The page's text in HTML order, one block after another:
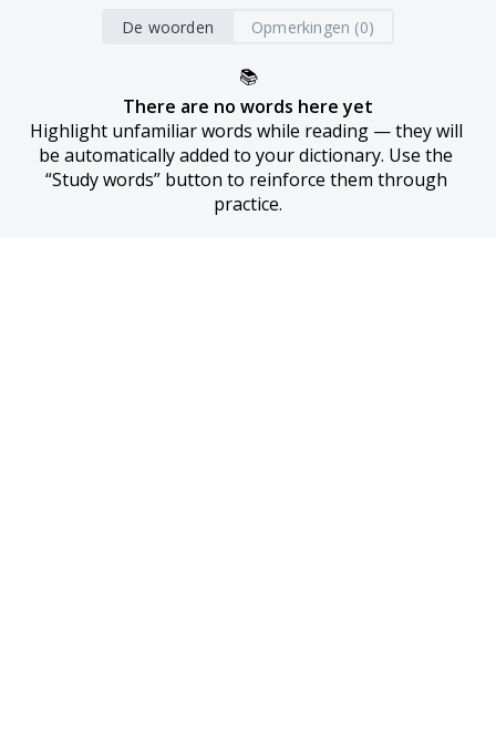
De woorden Opmerkingen (0)
📚
There are no words here yet
Highlight unfamiliar words while reading — they will
be automatically added to your dictionary. Use the
“Study words” button to reinforce them through
practice.